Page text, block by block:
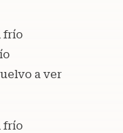
frío
a ver
frío